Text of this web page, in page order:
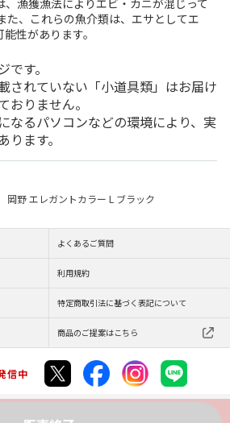
、漁獲漁法によりエビ・カニが混じって
た、これらの魚介類は、エサとしてエ
性があります。
す。
されていない「小道具類」はお届け
おりません。
なるパソコンなどの環境により、実
ます。
岡野 エレガントカラー L ブラック
よくあるご質問
利用規約
特定商取引法に基づく表記について
商品のご提案はこちら
信中